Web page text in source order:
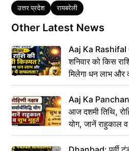
Tags
उत्तर प्रदेश रायबरेली
Other Latest News
Aaj Ka
शनिवार को किस
मिलेगा धन लाभ और
Aaj Ka
आज दशमी तिथि,
योग, जानें राहुकाल